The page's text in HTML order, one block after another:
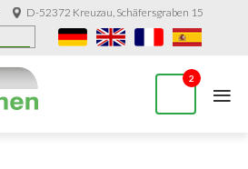
D-52372 Kreuzau, Schäfersgraben 15
2 ≡